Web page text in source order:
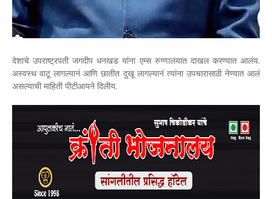
देशाचे उपराष्ट्रपती जगदीप धनखड यांना एम्स रुग्णालयात दाखल करण्यात आलंय.
अस्वस्थ वाटू लागल्यानं आणि छातीत दुखू लागल्यानं त्यांना उपचारासाठी नेण्यात आलं
असल्याची माहिती पीटीआयने दिलीय.